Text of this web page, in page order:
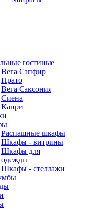
гостиные
Вега Сапфир
Прато
Вега Саксония
Сиена
Капри
Распашные шкафы
Шкафы - витрины
Шкафы для
одежды
Шкафы - стеллажи